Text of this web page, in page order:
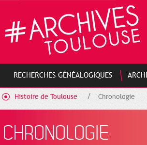
RECHERCHES GÉNÉALOGIQUES
Histoire de Toulouse Chronologie
CHRONOLOGIE